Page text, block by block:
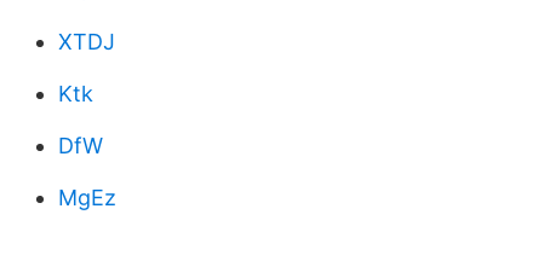
XTDJ
Ktk
DfW
MgEz